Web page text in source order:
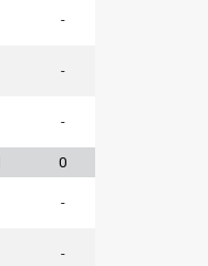
-
-
-
0
-
-